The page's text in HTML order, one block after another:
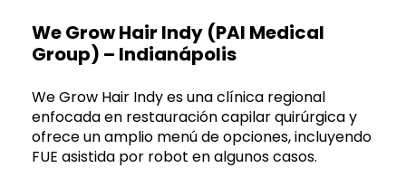
We Grow Hair Indy (PAI Medical
Group) – Indianápolis
We Grow Hair Indy es una clínica regional
enfocada en restauración capilar quirúrgica y
ofrece un amplio menú de opciones, incluyendo
FUE asistida por robot en algunos casos.